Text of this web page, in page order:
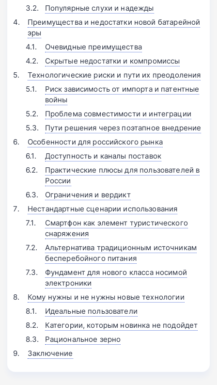
Популярные слухи и надежды
Преимущества и недостатки новой батарейной
эры
Очевидные преимущества
Скрытые недостатки и компромиссы
Технологические риски и пути их преодоления
Риск зависимость от импорта и патентные
войны
Проблема совместимости и интеграции
Пути решения через поэтапное внедрение
Особенности для российского рынка
Доступность и каналы поставок
Практические плюсы для пользователей в
России
Ограничения и вердикт
Нестандартные сценарии использования
Смартфон как элемент туристического
снаряжения
Альтернатива традиционным источникам
бесперебойного питания
Фундамент для нового класса носимой
электроники
Кому нужны и не нужны новые технологии
Идеальные пользователи
Категории, которым новинка не подойдет
Рациональное зерно
Заключение